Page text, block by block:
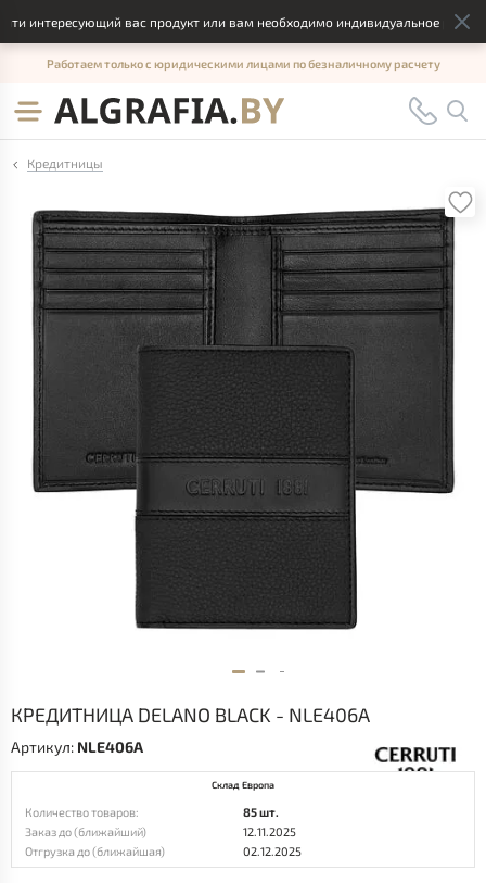
интересующий вас продукт или вам необходимо индивидуальное
Работаем только с юридическими лицами по безналичному расчету
Кредитницы
КРЕДИТНИЦА DELANO BLACK - NLE406A
Артикул: NLE406A
Склад Европа
Количество товаров:
85 шт.
Заказ до (ближайший)
12.11.2025
Отгрузка до (ближайшая)
02.12.2025